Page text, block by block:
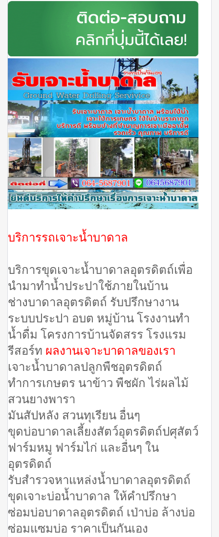
บริการรถเจาะน้ำบาดาล
บริการขุดเจาะน้ำบาดาลอุตรดิตถ์เพื่อ
นำมาทำน้ำประปาใช้ภายในบ้าน
ช่างบาดาลอุตรดิตถ์ รับปรึกษางาน
ระบบประปา อบต หมู่บ้าน โรงงานทำ
น้ำดื่ม โครงการบ้านจัดสรร โรงแรม
รีสอร์ท ผลงานเจาะบาดาลของเรา
เจาะน้ำบาดาลปลูกพืชอุตรดิตถ์
ทำการเกษตร นาข้าว พืชผัก ไร่ผลไม้
สวนยางพารา
มันสัปหลัง สวนทุเรียน อื่นๆ
ขุดบ่อบาดาลเลี้ยงสัตว์อุตรดิตถ์ปศุสัตว์
ฟาร์มหมู ฟาร์มไก่ และอื่นๆ ใน
อุตรดิตถ์
รับสำรวจหาแหล่งน้ำบาดาลอุตรดิตถ์
ขุดเจาะบ่อน้ำบาดาล ให้คำปรึกษา
ซ่อมบ่อบาดาลอุตรดิตถ์ เป่าบ่อ ล้างบ่อ
ซ่อมแซมบ่อ ราคาเป็นกันเอง